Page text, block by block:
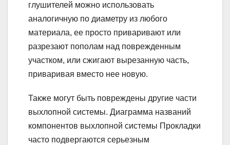
глушителей можно использовать
аналогичную по диаметру из любого
материала, ее просто приваривают или
разрезают пополам над поврежденным
участком, или сжигают вырезанную часть,
приваривая вместо нее новую.
Также могут быть повреждены другие части
выхлопной системы. Диаграмма названий
компонентов выхлопной системы Прокладки
часто подвергаются серьезным